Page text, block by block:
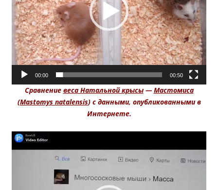
00:00 00:50
Сравнение веса Натальной крысы— Мастомиса
(Mastomys natalensis) с данными, опубликованными в
Интернете.
Видеоплеер